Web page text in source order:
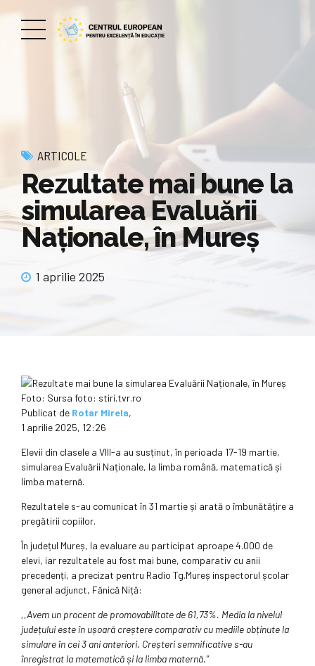
ARTICOLE
Rezultate mai bune la
simularea Evaluării
Naționale, în Mureș
1 aprilie 2025
Foto: Sursa foto: stiri.tvr.ro
Publicat de Rotar Mirela,
1 aprilie 2025, 12:26
Elevii din clasele a VIII-a au susținut, în perioada 17-19 martie,
simularea Evaluării Naționale, la limba română, matematică și
limba maternă.
Rezultatele s-au comunicat în 31 martie și arată o îmbunătățire a
pregătirii copiilor.
În județul Mureș, la evaluare au participat aproape 4.000 de
elevi, iar rezultatele au fost mai bune, comparativ cu anii
precedenți, a precizat pentru Radio Tg.Mureș inspectorul școlar
general adjunct, Fănică Niță:
,,Avem un procent de promovabilitate de 61,73%. Media la nivelul
județului este în ușoară creștere comparativ cu mediile obținute la
simulare în cei 3 ani anteriori. Creșteri semnificative s-au
înregistrat la matematică și la limba maternă.”